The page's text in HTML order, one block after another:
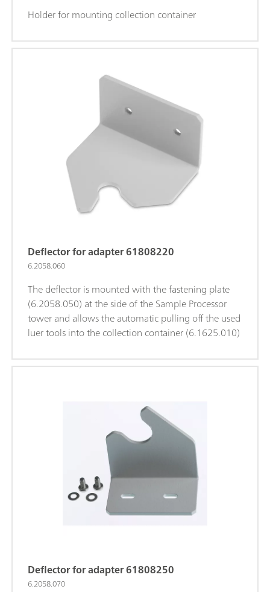
Holder for mounting collection container
Deflector for adapter 61808220
6.2058.060
The deflector is mounted with the fastening plate
(6.2058.050) at the side of the Sample Processor
tower and allows the automatic pulling off the used
luer tools into the collection container (6.1625.010)
Deflector for adapter 61808250
6.2058.070